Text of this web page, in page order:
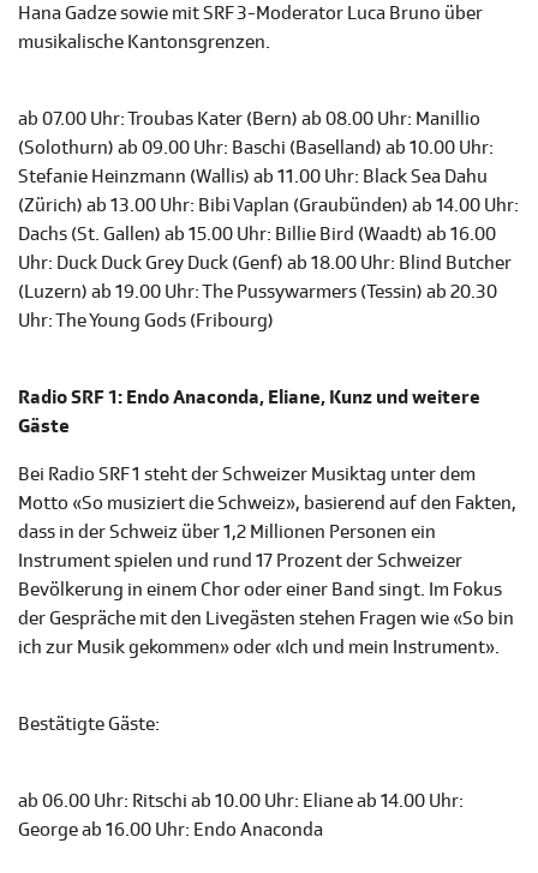
Hana Gadze sowie mit SRF 3-Moderator Luca Bruno über
musikalische Kantonsgrenzen.
ab 07.00 Uhr: Troubas Kater (Bern) ab 08.00 Uhr: Manillio
(Solothurn) ab 09.00 Uhr: Baschi (Baselland) ab 10.00 Uhr:
Stefanie Heinzmann (Wallis) ab 11.00 Uhr: Black Sea Dahu
(Zürich) ab 13.00 Uhr: Bibi Vaplan (Graubünden) ab 14.00 Uhr:
Dachs (St. Gallen) ab 15.00 Uhr: Billie Bird (Waadt) ab 16.00
Uhr: Duck Duck Grey Duck (Genf) ab 18.00 Uhr: Blind Butcher
(Luzern) ab 19.00 Uhr: The Pussywarmers (Tessin) ab 20.30
Uhr: The Young Gods (Fribourg)
Radio SRF 1: Endo Anaconda, Eliane, Kunz und weitere
Gäste
Bei Radio SRF 1 steht der Schweizer Musiktag unter dem
Motto «So musiziert die Schweiz», basierend auf den Fakten,
dass in der Schweiz über 1,2 Millionen Personen ein
Instrument spielen und rund 17 Prozent der Schweizer
Bevölkerung in einem Chor oder einer Band singt. Im Fokus
der Gespräche mit den Livegästen stehen Fragen wie «So bin
ich zur Musik gekommen» oder «Ich und mein Instrument».
Bestätigte Gäste:
ab 06.00 Uhr: Ritschi ab 10.00 Uhr: Eliane ab 14.00 Uhr:
George ab 16.00 Uhr: Endo Anaconda